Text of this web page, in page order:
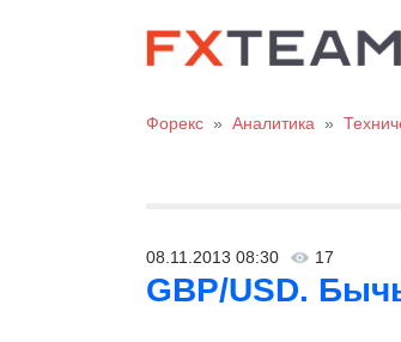
Форекс » Аналитика »
08.11.2013 08:30 17
GBP/USD.